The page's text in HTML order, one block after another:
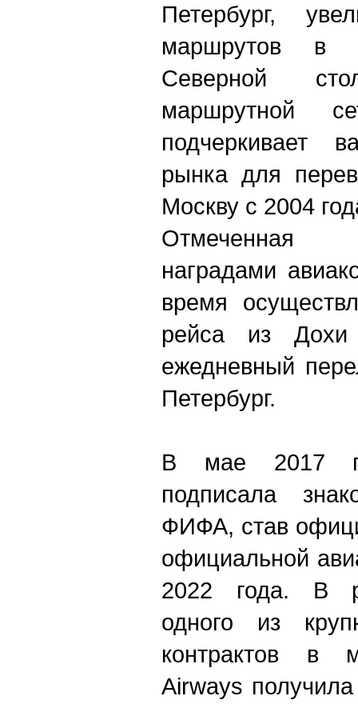
Петербург,
маршрутов в
Северной
маршрутной
подчеркивает
рынка для
Москву с 2004
Отмеченная
наградами
время
рейса из
ежедневный
Петербург.
В мае 2017
подписала
ФИФА, став
официальной
2022 года. В
одного из
контрактов в
Airways